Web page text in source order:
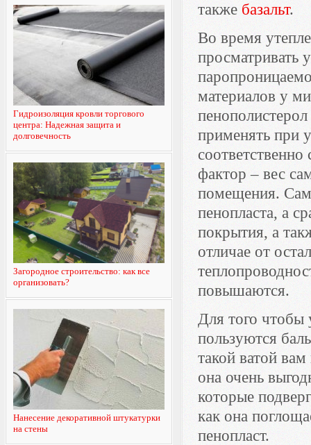
Гидроизоляция кровли торгового
центра: Надежная защита и
долговечность
Загородное строительство: как все
организовать?
Нанесение декоративной штукатурки
на стены
также базальт.
Во время
просматривать
материалов у
применять при
фактор – вес
помещения.
пенопласта, а
покрытия, а
отличае от
повышаются.
Для того чтобы
пользуются
такой ватой
она очень
которые
как она
пенопласт.